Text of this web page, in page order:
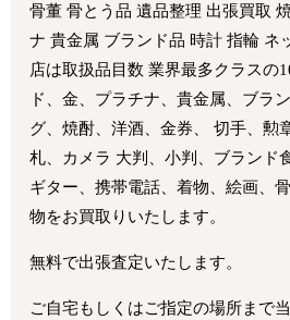
骨董 骨とう品 遺品整理 出張買取
ナ 貴金属 ブランド品 時計 指輪 ネ
店は取扱品目数 業界最多クラスの
ド、金、プラチナ、貴金属、ブラ
グ、焼酎、洋酒、金券、 切手、勲
札、カメラ 大判、小判、ブランド
ギター、携帯電話、着物、絵画、
物をお買取りいたします。
無料で出張査定いたします。
ご自宅もしくはご指定の場所まで